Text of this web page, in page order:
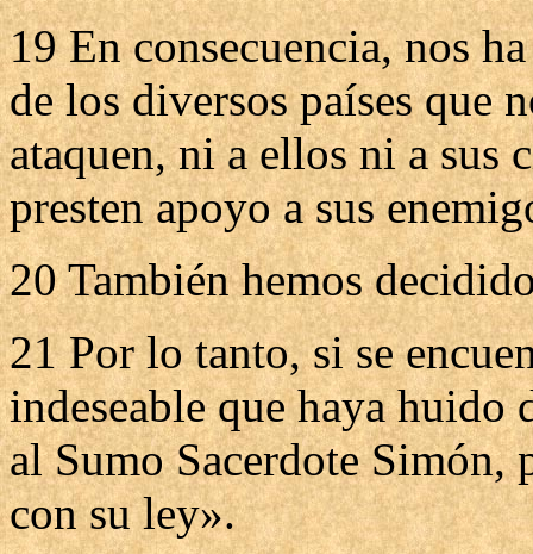
19 En consecuencia, nos
de los diversos países que
ataquen, ni a ellos ni a sus
presten apoyo a sus
20 También hemos
21 Por lo tanto, si se
indeseable que haya huido
al Sumo Sacerdote Simón,
con su ley».